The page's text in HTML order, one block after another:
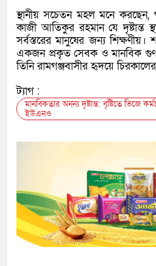
স্থানীয় সচেতন মহল মনে
কাজী আতিকুর রহমান যে দৃষ্টান্ত
সর্বস্তরের মানুষের জন্য শিক্ষণীয়।
একজন প্রকৃত সেবক ও মানবিক
তিনি রামগঞ্জবাসীর হৃদয়ে
ট্যাগ :
মানবিকতার অনন্য দৃষ্টান্ত: বৃষ্টিতে ভিজে
ইউএনও